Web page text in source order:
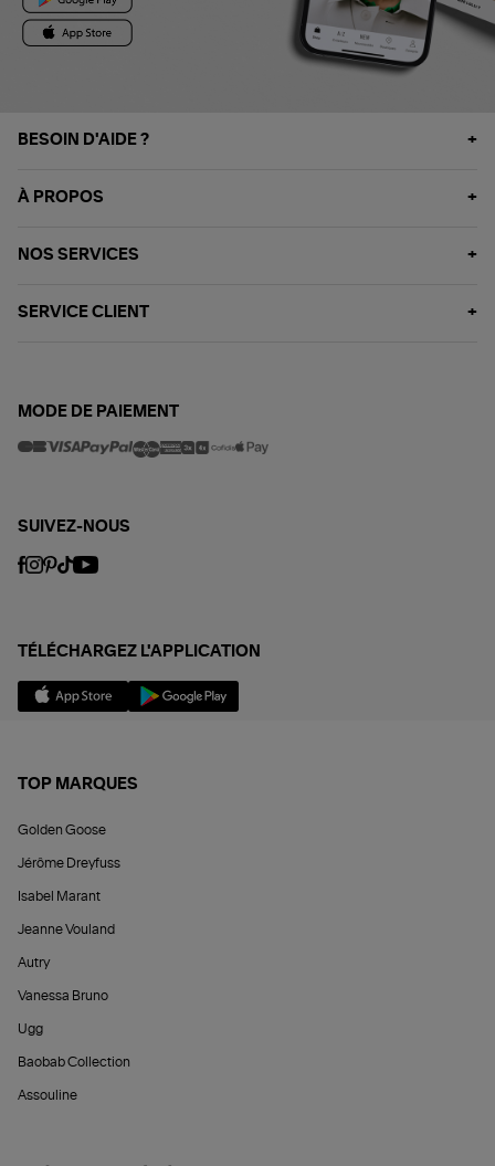
BESOIN D'AIDE ?
À PROPOS
NOS SERVICES
SERVICE CLIENT
MODE DE PAIEMENT
SUIVEZ-NOUS
TÉLÉCHARGEZ L'APPLICATION
TOP MARQUES
Golden Goose
Jérôme Dreyfuss
Isabel Marant
Jeanne Vouland
Autry
Vanessa Bruno
Ugg
Baobab Collection
Assouline